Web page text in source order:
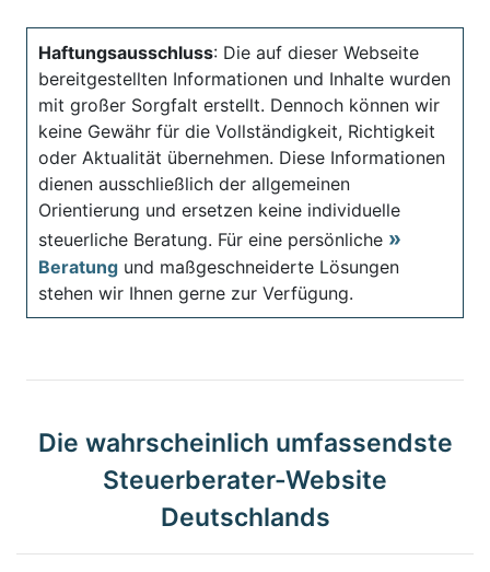
Haftungsausschluss: Die auf dieser Webseite
bereitgestellten Informationen und Inhalte wurden
mit großer Sorgfalt erstellt. Dennoch können wir
keine Gewähr für die Vollständigkeit, Richtigkeit
oder Aktualität übernehmen. Diese Informationen
dienen ausschließlich der allgemeinen
Orientierung und ersetzen keine individuelle
steuerliche Beratung. Für eine persönliche
Beratung und maßgeschneiderte Lösungen
stehen wir Ihnen gerne zur Verfügung.
Die wahrscheinlich umfassendste
Steuerberater-Website
Deutschlands